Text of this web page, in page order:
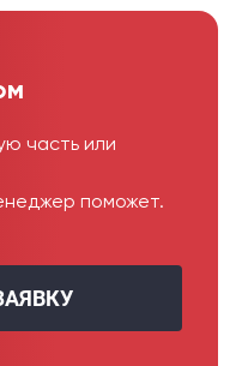
часть или
поможет.